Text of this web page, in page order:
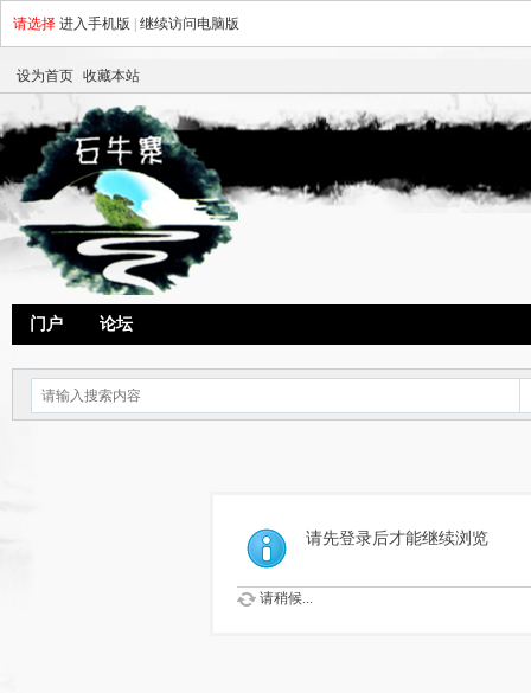
请选择 进入手机版 继续访问电脑版
设为首页 收藏本站
门户 论坛
请先登录后才能继续浏览
请稍候...